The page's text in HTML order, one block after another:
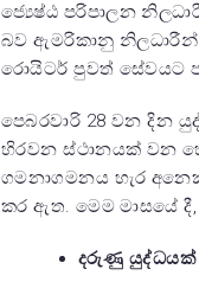
ජ්‍යෙෂ්ඨ පරිපාලන
බව ඇමරිකානු
රොයිටර් පුවත් සේවයට
පෙබරවාරි 28 වන දින
හිරවන ස්ථානයක් වන
ගමනාගමනය හැර
කර ඇත. මෙම මාසයේ
දරුණු යුද්ධයක්